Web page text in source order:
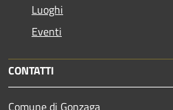
Luoghi
Eventi
CONTATTI
Comune di Gonzaga